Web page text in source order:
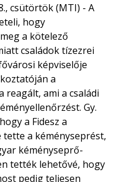
csütörtök (MTI) - A
hogy
a kötelező
családok tízezrei
képviselője
a
reagált, ami a családi
Gy.
a Fidesz a
tette a kéményseprést,
kéményseprő-
tették lehetővé, hogy
pedig teljesen